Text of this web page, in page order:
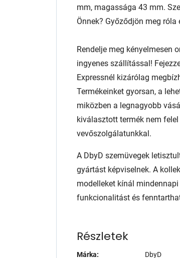
mm, magassága 43 mm.
Önnek? Győződjön meg
Rendelje meg kényelmesen
ingyenes szállítással!
Expressnél kizárólag
Termékeinket gyorsan, a
miközben a legnagyobb
kiválasztott termék nem
vevőszolgálatunkkal.
A DbyD szemüvegek
gyártást képviselnek. A
modelleket kínál
funkcionalitást és
Részletek
Márka:
DbyD